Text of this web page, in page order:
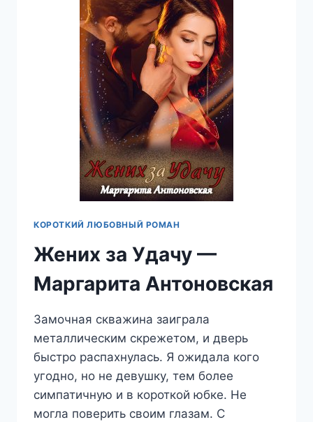
АНТОНОВСКАЯ
КОРОТКИЙ ЛЮБОВНЫЙ РОМАН
Жених за Удачу —
Маргарита Антоновская
Замочная скважина заиграла
металлическим скрежетом, и дверь
быстро распахнулась. Я ожидала кого
угодно, но не девушку, тем более
симпатичную и в короткой юбке. Не
могла поверить своим глазам. С